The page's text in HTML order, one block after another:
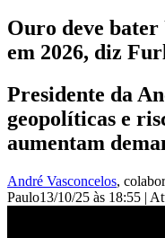
Ouro deve
em 2026, diz
Presidente da
geopolíticas e
aumentam
André Vasconcelos,
Paulo13/10/25 às 18:55 |